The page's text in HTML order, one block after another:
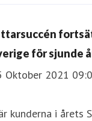
för sjunde
Oktober 2021
kunderna i årets